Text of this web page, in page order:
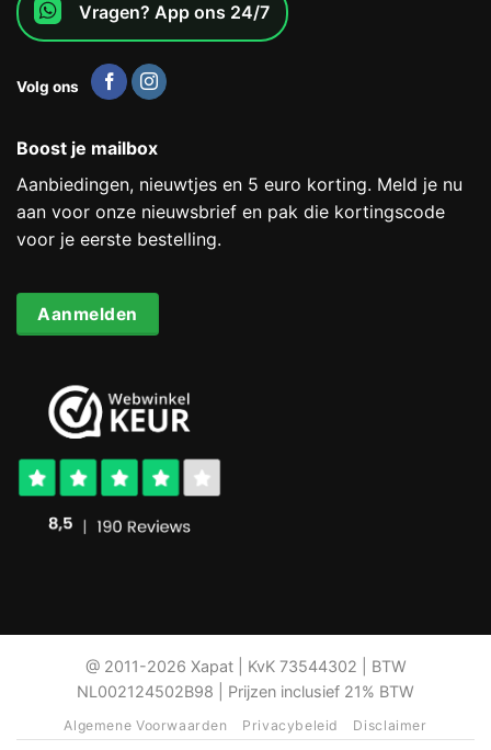
Vragen? App ons 24/7
Volg ons
Boost je mailbox
Aanbiedingen, nieuwtjes en 5 euro korting. Meld je nu
aan voor onze nieuwsbrief en pak die kortingscode
voor je eerste bestelling.
Aanmelden
@ 2011-2026 Xapat | KvK 73544302 | BTW
NL002124502B98 | Prijzen inclusief 21% BTW
Algemene Voorwaarden Privacybeleid Disclaimer